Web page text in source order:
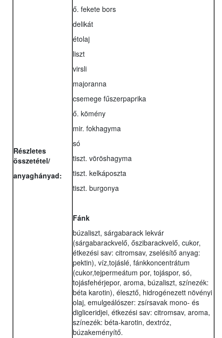
Részletes
összetétel/
anyaghányad:
ő. fekete bors
delikát
étolaj
liszt
virsli
majoranna
csemege fűszerpaprika
ő. kömény
mir. fokhagyma
só
tiszt. vöröshagyma
tiszt. kelkáposzta
tiszt. burgonya
Fánk
búzaliszt, sárgabarack lekvár
(sárgabarackvelő, őszibarackvelő, cukor,
étkezési sav: citromsav, zselésítő anyag:
pektin), víz,tojáslé, fánkkoncentrátum
(cukor,tejpermeátum por, tojáspor, só,
tojásfehérjepor, aroma, búzaliszt, színezék:
béta karotin), élesztő, hidrogénezett növényi
olaj, emulgeálószer: zsírsavak mono- és
digliceridjei, étkezési sav: citromsav, aroma,
színezék: béta-karotin, dextróz,
búzakeményítő.